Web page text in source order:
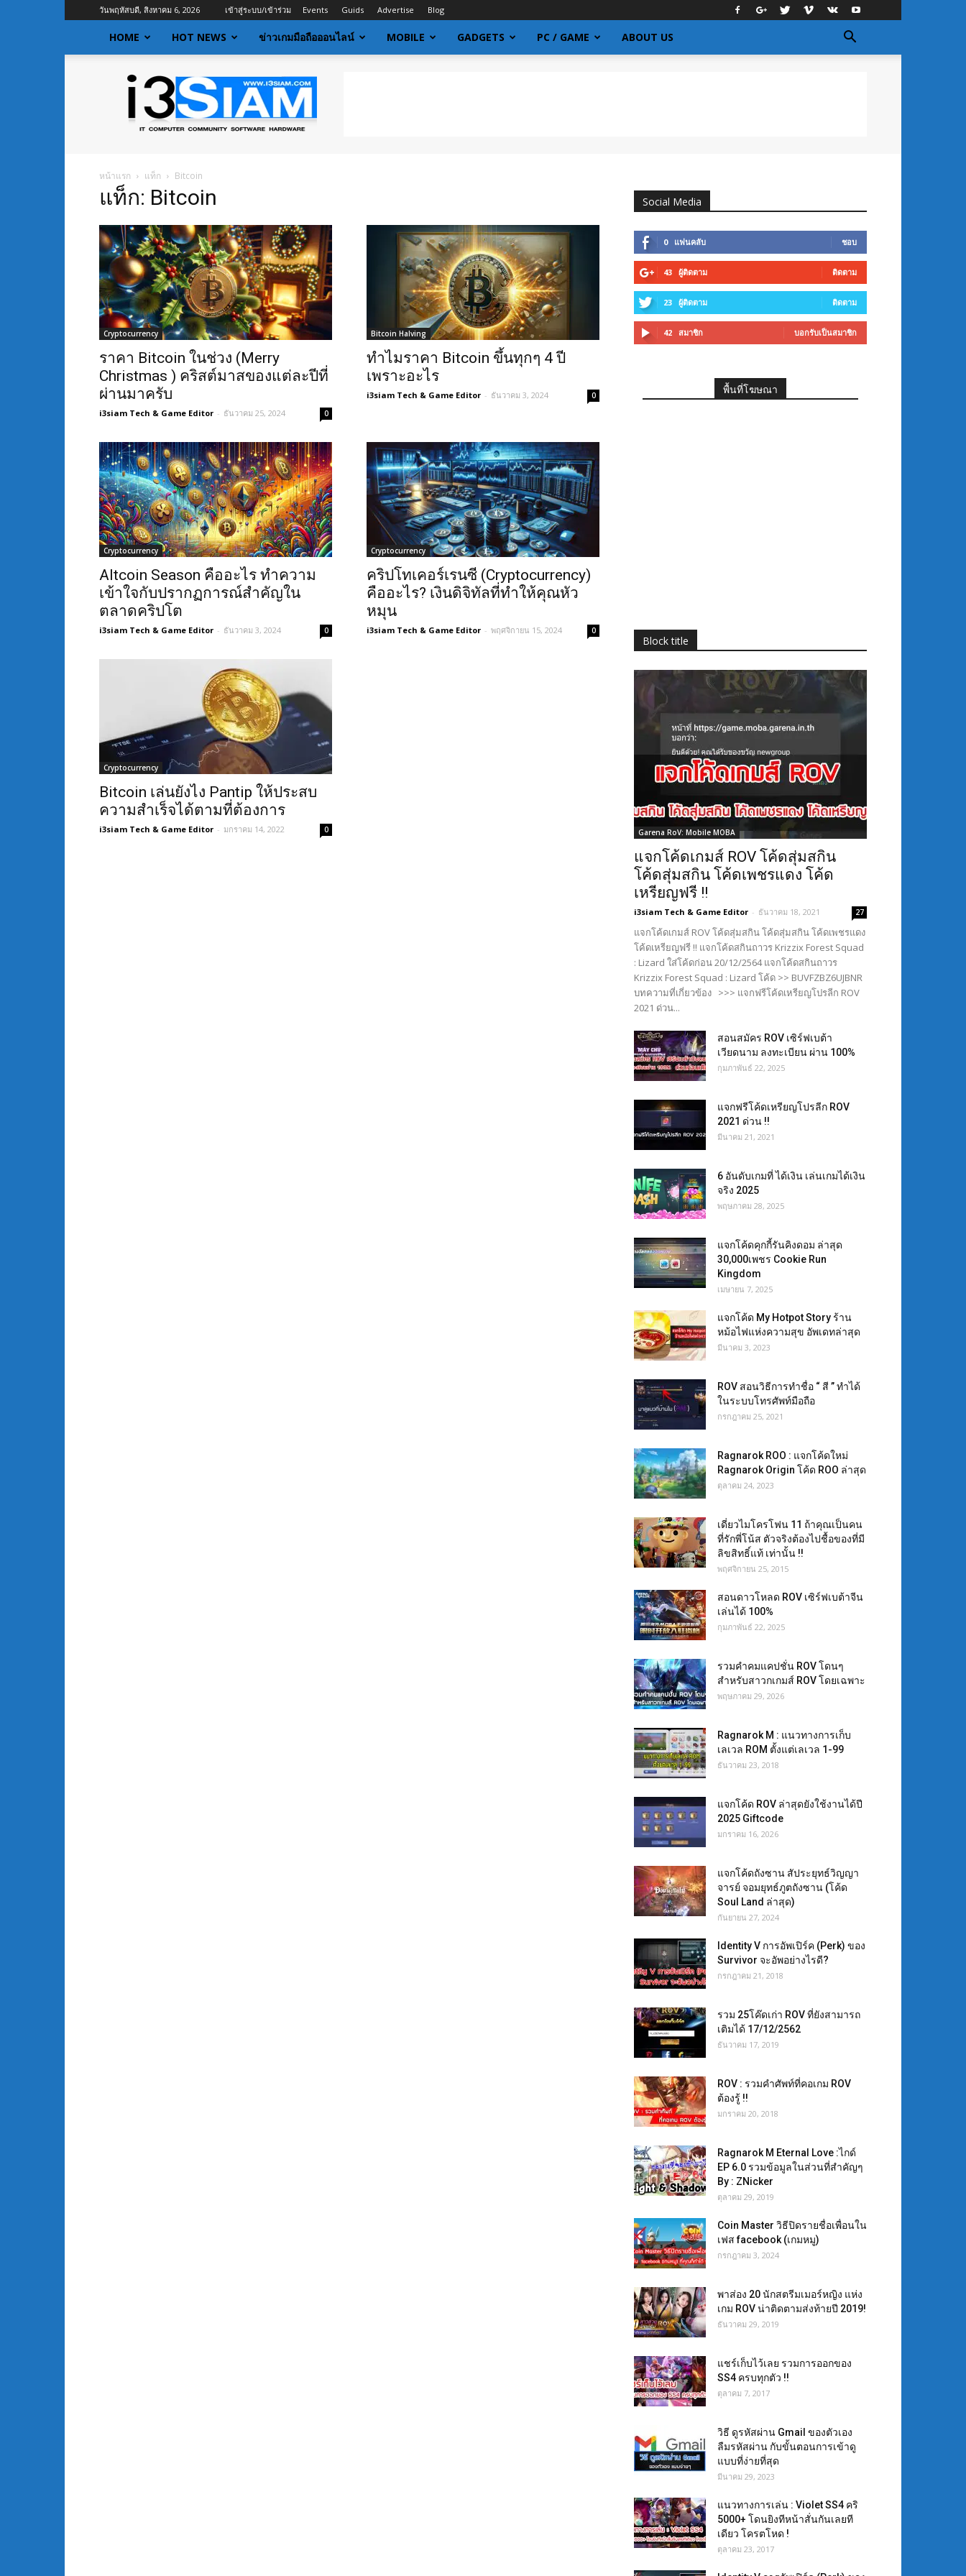
วันพฤหัสบดี, สิงหาคม 6, 2026 เข้าสู่ระบบ/เข้าร่วม Events Guids Advertise Blog
HOME HOT NEWS ข่าวเกมมือถือออนไลน์ MOBILE GADGETS PC / GAME ABOUT US
I3siam
ข่าว
ไอที
ข่าวสาร
กับ
เทคโนโลยี
หน้าแรก แท็ก Bitcoin
แท็ก: Bitcoin
Cryptocurrency
ราคา Bitcoin ในช่วง (Merry
Christmas ) คริสต์มาสของแต่ละปีที่
ผ่านมาครับ
i3siam Tech & Game Editor - ธันวาคม 25, 2024 0
Bitcoin Halving
ทำไมราคา Bitcoin ขึ้นทุกๆ 4 ปี
เพราะอะไร
i3siam Tech & Game Editor - ธันวาคม 3, 2024 0
Cryptocurrency
Altcoin Season คืออะไร ทำความ
เข้าใจกับปรากฏการณ์สำคัญใน
ตลาดคริปโต
i3siam Tech & Game Editor - ธันวาคม 3, 2024 0
Cryptocurrency
คริปโทเคอร์เรนซี (Cryptocurrency)
คืออะไร? เงินดิจิทัลที่ทำให้คุณหัว
หมุน
i3siam Tech & Game Editor - พฤศจิกายน 15, 2024 0
Cryptocurrency
Bitcoin เล่นยังไง Pantip ให้ประสบ
ความสำเร็จได้ตามที่ต้องการ
i3siam Tech & Game Editor - มกราคม 14, 2022 0
Social Media
0 แฟนคลับ ชอบ
43 ผู้ติดตาม ติดตาม
23 ผู้ติดตาม ติดตาม
42 สมาชิก บอกรับเป็นสมาชิก
พื้นที่โฆษณา
Block title
Garena RoV: Mobile MOBA
แจกโค้ดเกมส์ ROV โค้ดสุ่มสกิน
โค้ดสุ่มสกิน โค้ดเพชรแดง โค้ด
เหรียญฟรี !!
i3siam Tech & Game Editor - ธันวาคม 18, 2021 27
แจกโค้ดเกมส์ ROV โค้ดสุ่มสกิน โค้ดสุ่มสกิน โค้ดเพชรแดง
โค้ดเหรียญฟรี !! แจกโค้ดสกินถาวร Krizzix Forest Squad
: Lizard ใส่โค้ดก่อน 20/12/2564 แจกโค้ดสกินถาวร
Krizzix Forest Squad : Lizard โค้ด >> BUVFZBZ6UJBNR
บทความที่เกี่ยวข้อง >>> แจกฟรีโค้ดเหรียญโปรลีก ROV
2021 ด่วน...
สอนสมัคร ROV เซิร์ฟเบต้า
เวียดนาม ลงทะเบียน ผ่าน 100%
กุมภาพันธ์ 22, 2025
แจกฟรีโค้ดเหรียญโปรลีก ROV
2021 ด่วน !!
มีนาคม 21, 2021
6 อันดับเกมที่ ได้เงิน เล่นเกมได้เงิน
จริง 2025
พฤษภาคม 28, 2025
แจกโค้ดคุกกี้รันคิงดอม ล่าสุด
30,000เพชร Cookie Run
Kingdom
เมษายน 7, 2025
แจกโค้ด My Hotpot Story ร้าน
หม้อไฟแห่งความสุข อัพเดทล่าสุด
มีนาคม 3, 2023
ROV สอนวิธีการทำชื่อ “ สี ” ทำได้
ในระบบโทรศัพท์มือถือ
กรกฎาคม 25, 2021
Ragnarok ROO : แจกโค้ดใหม่
Ragnarok Origin โค้ด ROO ล่าสุด
ตุลาคม 24, 2023
เดี่ยวไมโครโฟน 11 ถ้าคุณเป็นคน
ที่รักพี่โน้ส ตัวจริงต้องไปชื้อของที่มี
ลิขสิทธิ์แท้ เท่านั้น !!
พฤศจิกายน 25, 2015
สอนดาวโหลด ROV เซิร์ฟเบต้าจีน
เล่นได้ 100%
กุมภาพันธ์ 22, 2025
รวมคำคมแคปชั่น ROV โดนๆ
สำหรับสาวกเกมส์ ROV โดยเฉพาะ
พฤษภาคม 29, 2026
Ragnarok M : แนวทางการเก็บ
เลเวล ROM ตั้งแต่เลเวล 1-99
ธันวาคม 23, 2018
แจกโค้ด ROV ล่าสุดยังใช้งานได้ปี
2025 Giftcode
มกราคม 16, 2026
แจกโค้ดถังซาน สัประยุทธ์วิญญา
จารย์ จอมยุทธ์ภูตถังซาน (โค้ด
Soul Land ล่าสุด)
กันยายน 27, 2024
Identity V การอัพเปิร์ค (Perk) ของ
Survivor จะอัพอย่างไรดี?
กรกฎาคม 21, 2018
รวม 25โค๊ดเก่า ROV ที่ยังสามารถ
เติมได้ 17/12/2562
ธันวาคม 17, 2019
ROV : รวมคำศัพท์ที่คอเกม ROV
ต้องรู้ !!
มกราคม 20, 2018
Ragnarok M Eternal Love :ไกด์
EP 6.0 รวมข้อมูลในส่วนที่สำคัญๆ
By : ZNicker
ตุลาคม 29, 2019
Coin Master วิธีปิดรายชื่อเพื่อนใน
เฟส facebook (เกมหมู)
กรกฎาคม 3, 2024
พาส่อง 20 นักสตรีมเมอร์หญิง แห่ง
เกม ROV น่าติดตามส่งท้ายปี 2019!
ธันวาคม 29, 2019
แชร์เก็บไว้เลย รวมการออกของ
SS4 ครบทุกตัว !!
ตุลาคม 7, 2017
วิธี ดูรหัสผ่าน Gmail ของตัวเอง
ลืมรหัสผ่าน กับขั้นตอนการเข้าดู
แบบที่ง่ายที่สุด
มีนาคม 29, 2023
แนวทางการเล่น : Violet SS4 คริ
5000+ โดนยิงทีหน้าสั่นกันเลยที
เดียว โครตโหด !
ตุลาคม 23, 2017